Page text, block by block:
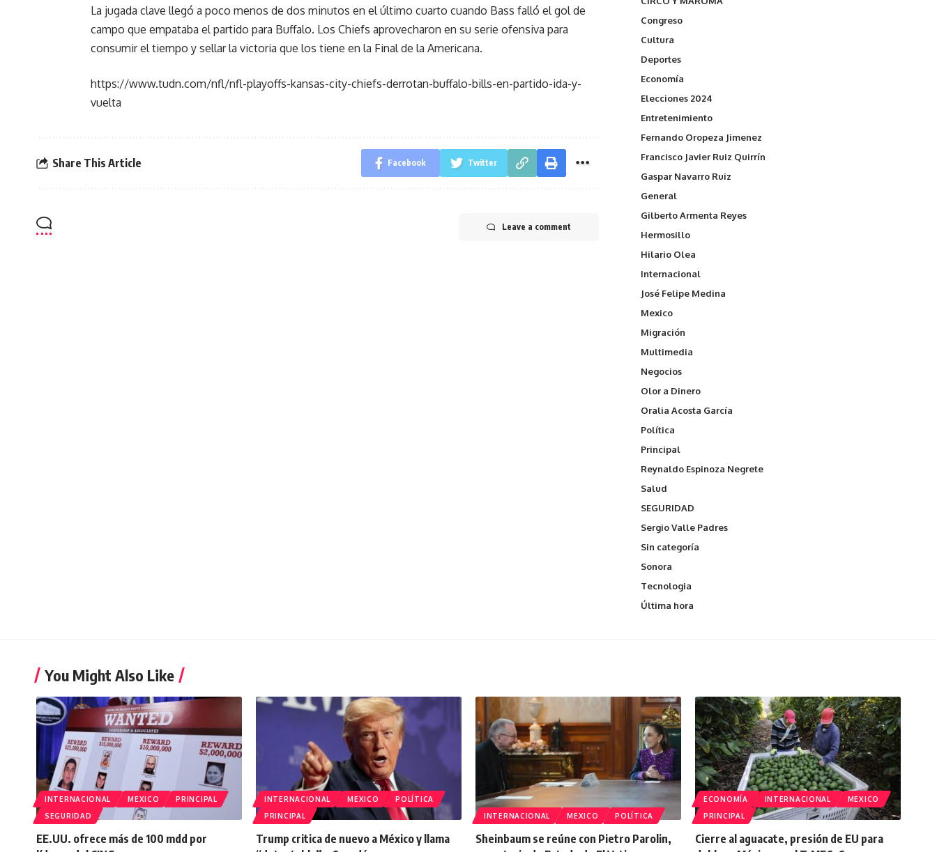
La jugada clave llegó a poco menos de dos minutos en el último cuarto cuando Bass falló el gol de
campo que empataba el partido para Buffalo. Los Chiefs aprovecharon en su serie ofensiva para
consumir el tiempo y sellar la victoria que los tiene en la Final de la Americana.
https://www.tudn.com/nfl/nfl-playoffs-kansas-city-chiefs-derrotan-buffalo-bills-en-partido-ida-y-
vuelta
Share This Article Facebook Twitter
Leave a comment
Congreso
Cultura
Deportes
Economía
Elecciones 2024
Entretenimiento
Fernando Oropeza Jimenez
Francisco Javier Ruiz Quirrín
Gaspar Navarro Ruiz
General
Gilberto Armenta Reyes
Hermosillo
Hilario Olea
Internacional
José Felipe Medina
Mexico
Migración
Multimedia
Negocios
Olor a Dinero
Oralia Acosta García
Política
Principal
Reynaldo Espinoza Negrete
Salud
SEGURIDAD
Sergio Valle Padres
Sin categoría
Sonora
Tecnologia
Última hora
You Might Also Like
INTERNACIONAL MEXICO
PRINCIPAL
SEGURIDAD
EE.UU. ofrece más de 100 mdd por
INTERNACIONAL MEXICO
POLÍTICA
PRINCIPAL
Trump critica de nuevo a México y llama
INTERNACIONAL MEXICO POLÍTICA
Sheinbaum se reúne con Pietro Parolin,
ECONOMÍA INTERNACIONAL
MEXICO
PRINCIPAL
Cierre al aguacate, presión de EU para